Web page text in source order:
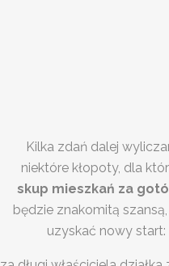
Kilka zdań dalej
niektóre kłopoty, dla
skup mieszkań za
będzie znakomitą
uzyskać nowy start: